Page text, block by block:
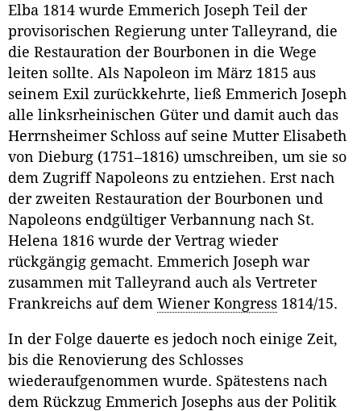
Elba 1814 wurde Emmerich Joseph Teil der
provisorischen Regierung unter Talleyrand, die
die Restauration der Bourbonen in die Wege
leiten sollte. Als Napoleon im März 1815 aus
seinem Exil zurückkehrte, ließ Emmerich Joseph
alle linksrheinischen Güter und damit auch das
Herrnsheimer Schloss auf seine Mutter Elisabeth
von Dieburg (1751–1816) umschreiben, um sie so
dem Zugriff Napoleons zu entziehen. Erst nach
der zweiten Restauration der Bourbonen und
Napoleons endgültiger Verbannung nach St.
Helena 1816 wurde der Vertrag wieder
rückgängig gemacht. Emmerich Joseph war
zusammen mit Talleyrand auch als Vertreter
Frankreichs auf dem Wiener Kongress 1814/15.
In der Folge dauerte es jedoch noch einige Zeit,
bis die Renovierung des Schlosses
wiederaufgenommen wurde. Spätestens nach
dem Rückzug Emmerich Josephs aus der Politik